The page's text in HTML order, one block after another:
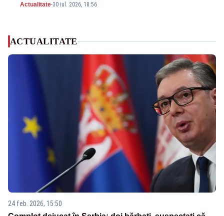
Actualitate-30 iul. 2026, 18:56
ACTUALITATE
24 feb. 2026, 15:50